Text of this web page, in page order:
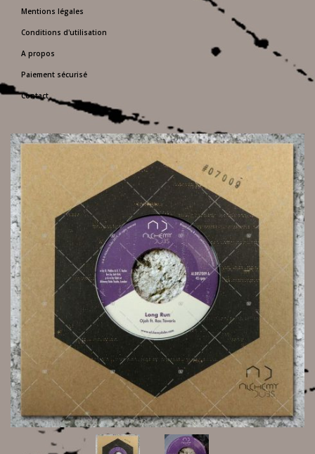
Mentions légales
Conditions d'utilisation
A propos
Paiement sécurisé
Contact